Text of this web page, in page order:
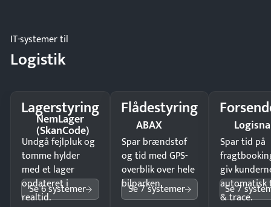
IT-systemer til
Logistik
Lagerstyring
NemLager
(SkanCode)
Undgå fejlpluk og
tomme hylder
med et lager
opdateret i
realtid.
Se 6 systemer
Flådestyring
ABAX
Spar brændstof
og tid med GPS-
overblik over hele
bilparken.
Se 7 systemer
Spar tid på
giv
automatisk
& trace.
Se 7